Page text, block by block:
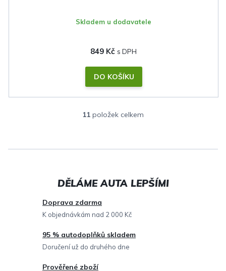
Skladem u dodavatele
849 Kč
DO KOŠÍKU
O
l
a
í
p
r
11 položek celkem
Doprava zdarma
K objednávkám nad 2 000 Kč
95 % autodoplňků skladem
Doručení už do druhého dne
Prověřené zboží